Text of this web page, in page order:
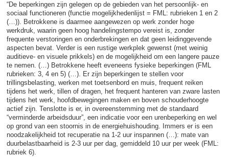
“De beperkingen zijn gelegen op de gebieden van het persoonlijk- en
sociaal functioneren (functie mogelijkhedenlijst = FML: rubrieken 1 en 2
(…)). Betrokkene is daarmee aangewezen op werk zonder hoge
werkdruk, waarin geen hoog handelingstempo vereist is, zonder
frequente verstoringen en onderbrekingen en dat geen leidinggevende
aspecten bevat. Verder is een rustige werkplek gewenst (met weinig
auditieve- en visuele prikkels) en de mogelijkheid om een langere pauze
te nemen. (…) Betrokkene heeft eveneens fysieke beperkingen (FML
rubrieken: 3, 4 en 5) (…). Er zijn beperkingen te stellen voor
trillingsbelasting, werken met toetsenbord en muis, frequent reiken
tijdens het werk, tillen of dragen, het frequent hanteren van zware lasten
tijdens het werk, hoofdbewegingen maken en boven schouderhoogte
actief zijn. Tenslotte is er, in overeenstemming met de standaard
“verminderde arbeidsduur”, een indicatie voor een urenbeperking en wel
op grond van een stoornis in de energiehuishouding. Immers er is een
noodzakelijkheid tot recuperatie na 1-2 uur inspannen (…): mate van
duurbelastbaarheid is 2-3 uur per dag, gemiddeld 10 uur per week (FML:
rubriek 6).